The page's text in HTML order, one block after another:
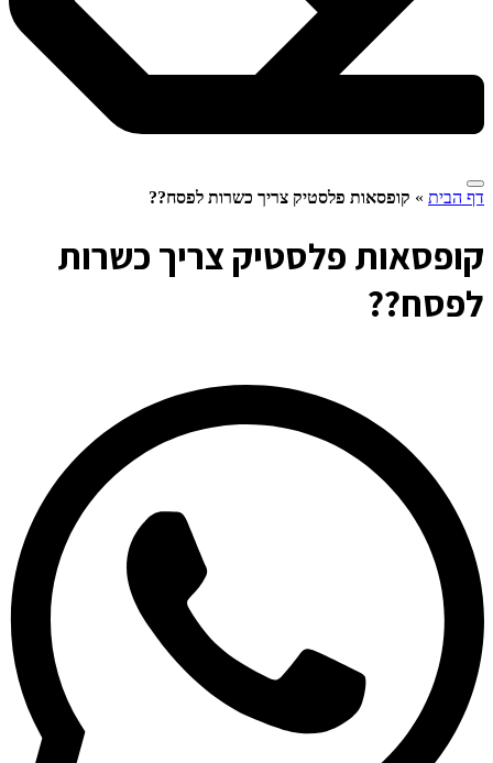
דף הבית » קופסאות פלסטיק צריך כשרות לפסח??
קופסאות פלסטיק צריך כשרות
לפסח??